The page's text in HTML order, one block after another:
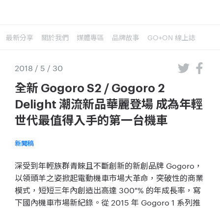
最新分享 關於我們 媒體專區 品牌故事 GO+ON 線上誌
2018 / 5 / 30
全新 Gogoro S2 / Gogoro 2
Delight 潮流新品華麗登場 成為年輕
世代最值得入手的第一台機車
新聞稿
深受到年輕族群青睞且不斷創新的新創品牌 Gogoro，
以領頭羊之姿掀起電動機車市場大革命，突破性的商業
模式，短短三年內創造出高達 300 % 的年成長率，寫
下國內機車市場新紀錄。從 2015 年 Gogoro 1 系列推